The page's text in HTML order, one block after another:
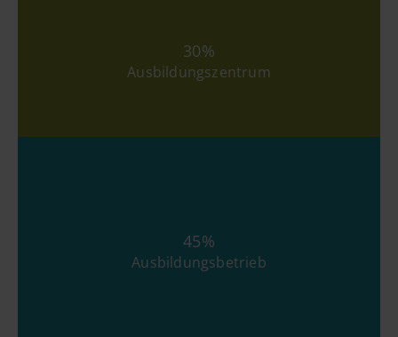
30%
Ausbildungszentrum
45%
Ausbildungsbetrieb